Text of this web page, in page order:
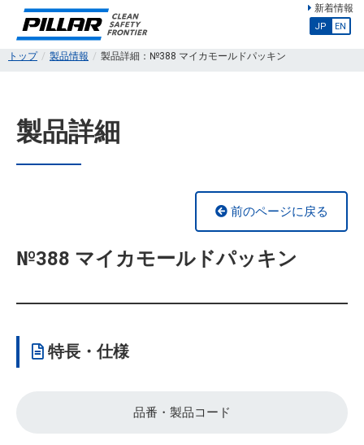
新着情報
JP EN
トップ 製品情報 製品詳細：№388 マイカモールドパッキン
製品詳細
前のページに戻る
№388 マイカモールドパッキン
特長・仕様
品番・製品コード